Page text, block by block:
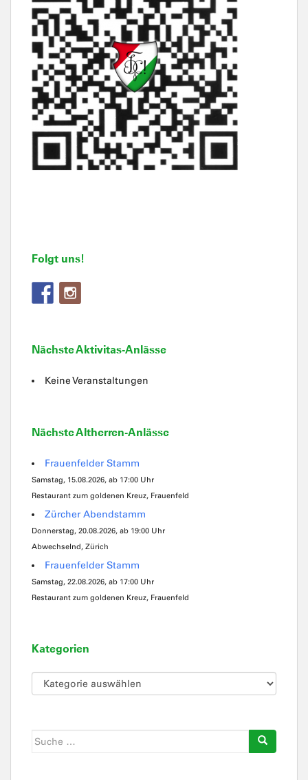
Folgt uns!
Nächste Aktivitas-Anlässe
Keine Veranstaltungen
Nächste Altherren-Anlässe
Frauenfelder Stamm
Samstag, 15.08.2026, ab 17:00 Uhr
Restaurant zum goldenen Kreuz, Frauenfeld
Zürcher Abendstamm
Donnerstag, 20.08.2026, ab 19:00 Uhr
Abwechselnd, Zürich
Frauenfelder Stamm
Samstag, 22.08.2026, ab 17:00 Uhr
Restaurant zum goldenen Kreuz, Frauenfeld
Kategorien
Kategorien
Suche